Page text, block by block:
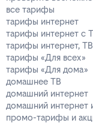
все тарифы
тарифы интернет
тарифы интернет с
тарифы интернет,
тарифы «Для всех»
тарифы «Для дома»
домашнее ТВ
домашний интернет
домашний интернет
промо-тарифы и